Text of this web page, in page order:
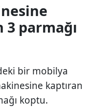
parmağı
bir mobilya
kaptıran
koptu.